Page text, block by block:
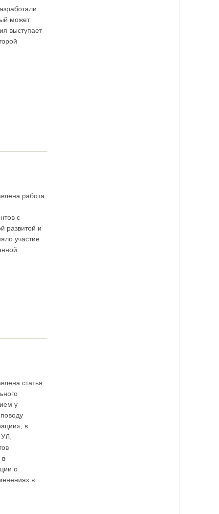
может
выступает
работа
с
развитой и
участие
статья
у
в
в
о
в